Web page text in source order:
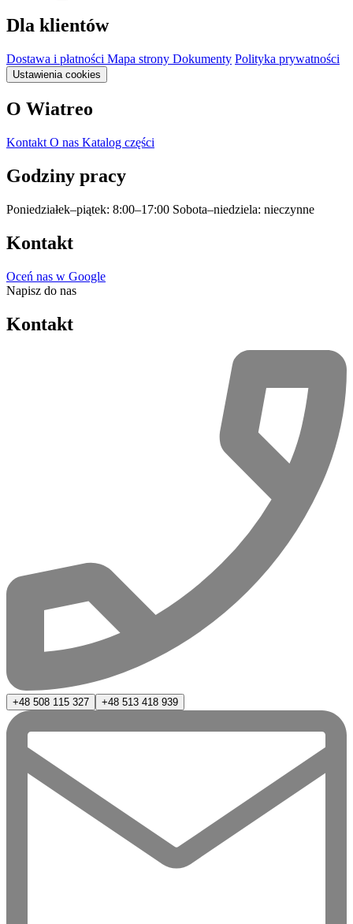
Dla klientów
Dostawa i płatności Mapa strony Dokumenty Polityka prywatności
Ustawienia cookies
O Wiatreo
Kontakt O nas Katalog części
Godziny pracy
Poniedziałek–piątek: 8:00–17:00 Sobota–niedziela: nieczynne
Kontakt
Oceń nas w Google
Napisz do nas
Kontakt
+48 508 115 327 +48 513 418 939